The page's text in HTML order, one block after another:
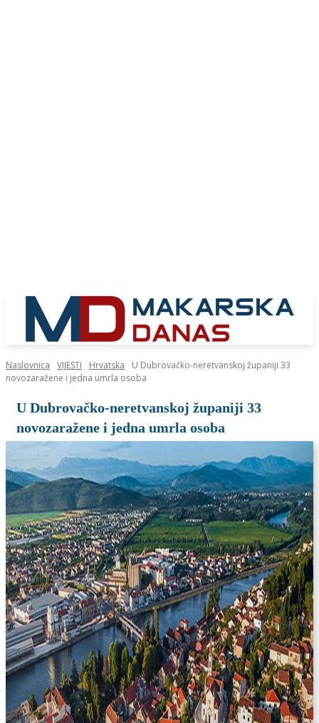
Naslovnica VIJESTI Hrvatska
U Dubrovačko-neretvanskoj županiji 33
novozaražene i jedna umrla osoba
U Dubrovačko-neretvanskoj županiji 33
novozaražene i jedna umrla osoba